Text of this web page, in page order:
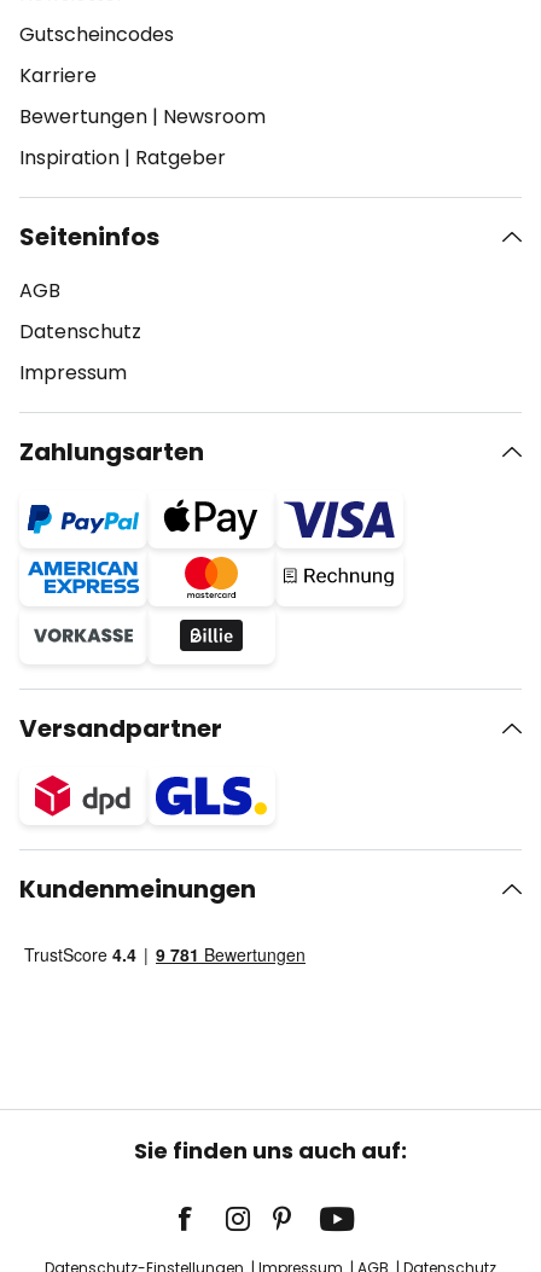
Gutscheincodes
Karriere
Bewertungen | Newsroom
Inspiration | Ratgeber
Seiteninfos
AGB
Datenschutz
Impressum
Zahlungsarten
Versandpartner
Kundenmeinungen
Sie finden uns auch auf:
Datenschutz-Einstellungen Impressum AGB Datenschutz